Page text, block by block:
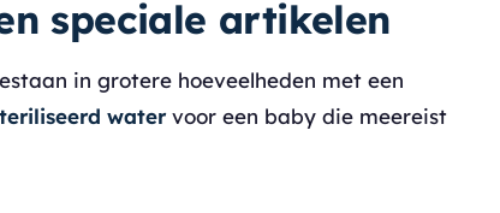
speciale artikelen
in grotere hoeveelheden met een
watervoor een baby die meereist